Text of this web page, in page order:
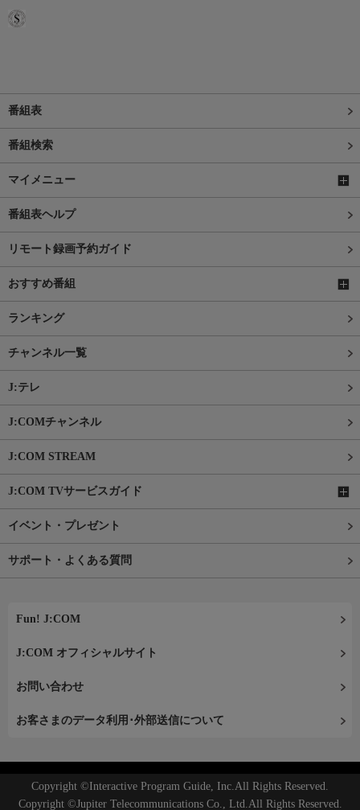
番組表
番組検索
マイメニュー
番組表ヘルプ
リモート録画予約ガイド
おすすめ番組
ランキング
チャンネル一覧
J:テレ
J:COMチャンネル
J:COM STREAM
J:COM TVサービスガイド
イベント・プレゼント
サポート・よくある質問
Fun! J:COM
J:COM オフィシャルサイト
お問い合わせ
お客さまのデータ利用･外部送信について
Copyright ©Interactive Program Guide, Inc.All Rights Reserved.
Copyright ©Jupiter Telecommunications Co., Ltd.All Rights Reserved.